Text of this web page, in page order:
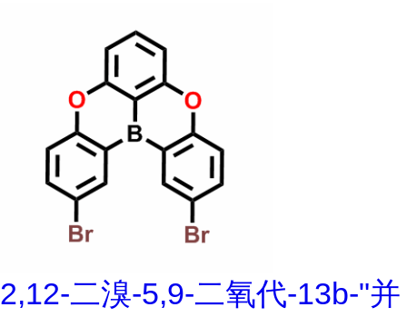
2,12-二溴-5,9-二氧代-13b-"并